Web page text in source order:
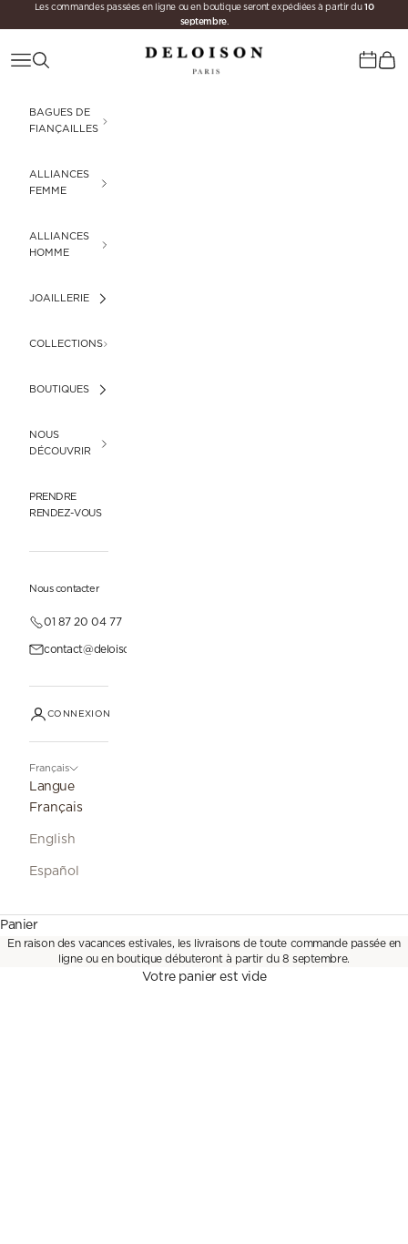
Passer au contenu
Les commandes passées en ligne ou en boutique seront expédiées à partir du10
septembre.
Deloison Paris
MenuRecherche
BAGUES DE
FIANÇAILLES
ALLIANCES
FEMME
ALLIANCES
HOMME
JOAILLERIE
COLLECTIONS
BOUTIQUES
NOUS
DÉCOUVRIR
PRENDRE
RENDEZ-VOUS
Nous contacter
01 87 20 04 77
contact@deloisonparis.com
CONNEXION
Français
Langue
Français
English
Español
Panier
En raison des vacances estivales, les livraisons de toute commande passée en
ligne ou en boutique débuteront à partir du 8 septembre.
Votre panier est vide
DROP
Nouvelle collection
DÉCOUVRIR